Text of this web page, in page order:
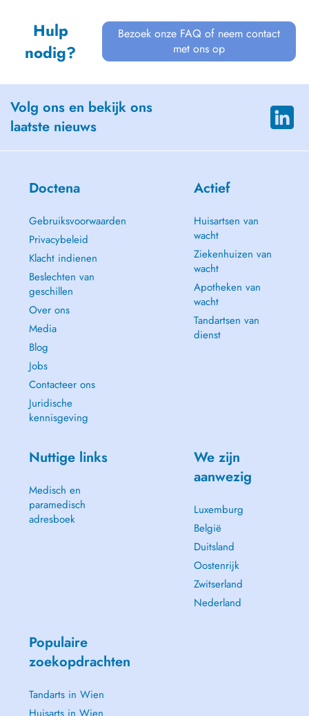
Hulp
nodig?
Bezoek onze FAQ of neem contact
met ons op
Volg ons en bekijk ons
laatste nieuws
Doctena
Gebruiksvoorwaarden
Privacybeleid
Klacht indienen
Beslechten van
geschillen
Over ons
Media
Blog
Jobs
Contacteer ons
Juridische
kennisgeving
Actief
Huisartsen van
wacht
Ziekenhuizen van
wacht
Apotheken van
wacht
Tandartsen van
dienst
Nuttige links
Medisch en
paramedisch
adresboek
We zijn
aanwezig
Luxemburg
België
Duitsland
Oostenrijk
Zwitserland
Nederland
Populaire
zoekopdrachten
Tandarts in Wien